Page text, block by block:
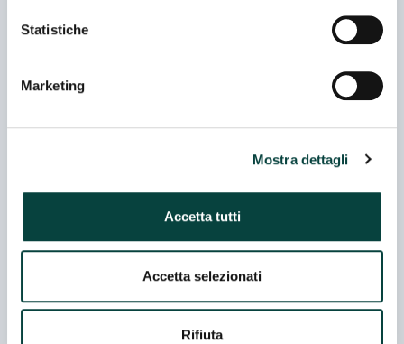
Statistiche
Marketing
Mostra dettagli
Accetta tutti
Accetta selezionati
Rifiuta
Padiglione 06 - Stand D 022
ACETIFICIO VARVELLO SRL SINCE 1921
Co-espositore
AGOSTINI ALFREDO SNC